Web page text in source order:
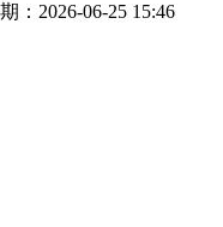
：2026-06-25 15:46